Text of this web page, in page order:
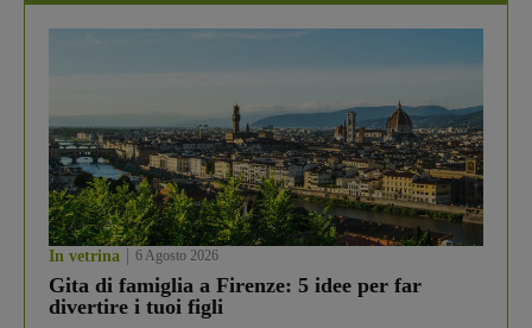
In vetrina 6 Agosto 2026
Gita di famiglia a Firenze: 5 idee per far
divertire i tuoi figli